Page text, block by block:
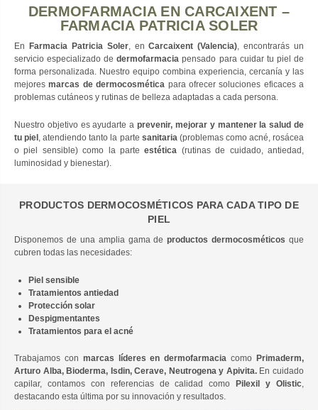
DERMOFARMACIA EN CARCAIXENT –
FARMACIA PATRICIA SOLER
En Farmacia Patricia Soler, enCarcaixent (Valencia) , encontrarás un
servicio especializado dedermofarmacia pensado para cuidar tu piel de
forma personalizada. Nuestro equipo combina experiencia, cercanía y las
mejoresmarcas de dermocosmética para ofrecer soluciones eficaces a
problemas cutáneos y rutinas de belleza adaptadas a cada persona.
Nuestro objetivo es ayudarte aprevenir, mejorar y mantener la salud de
tu piel , atendiendo tanto la parte sanitaria (problemas como acné, rosácea
o piel sensible) como la parteestética (rutinas de cuidado, antiedad,
luminosidad y bienestar).
PRODUCTOS DERMOCOSMÉTICOS PARA CADA TIPO DE
PIEL
Disponemos de una amplia gama deproductos dermocosméticos que
cubren todas las necesidades:
Piel sensible
Tratamientos antiedad
Protección solar
Despigmentantes
Tratamientos para el acné
Trabajamos con marcas líderes en dermofarmacia comoPrimaderm,
Arturo Alba, Bioderma, Isdin, Cerave, Neutrogena y Apivita.En cuidado
capilar, contamos con referencias de calidad comoPilexil y Olistic
destacando esta última por su innovación y resultados.